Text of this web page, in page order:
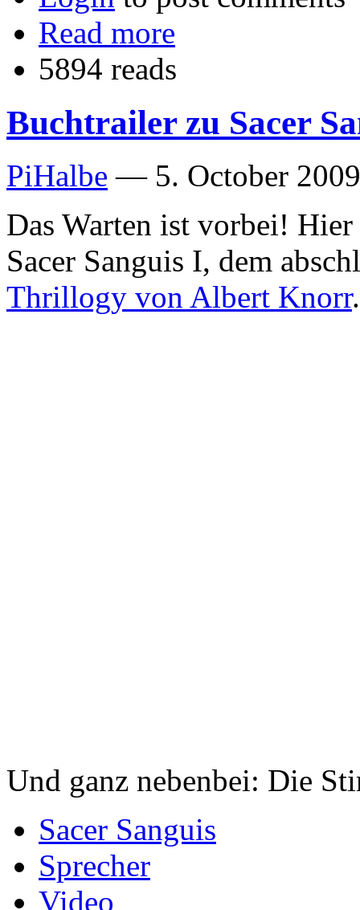
Read more
5894 reads
Buchtrailer zu Sacer
PiHalbe — 5. October
Das Warten ist vorbei!
Sacer Sanguis I, dem
Thrillogy von Albert Knorr
Und ganz nebenbei: Die
Sacer Sanguis
Sprecher
Video